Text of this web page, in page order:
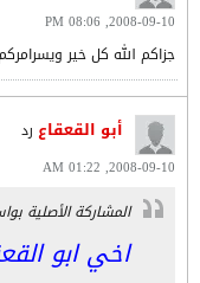
2008-09-10, 08:06 PM
جزاكم الله كل خير
أبو القعقاع رد
2008-09-10, 01:22 AM
المشاركة الأصلية
اخي ابو